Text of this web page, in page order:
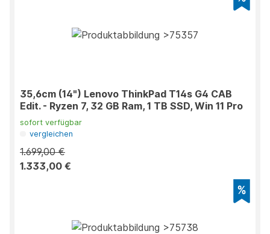
35,6cm (14") Lenovo ThinkPad T14s G4 CAB
Edit. - Ryzen 7, 32 GB Ram, 1 TB SSD, Win 11 Pro
sofort verfügbar
vergleichen
1.699,00 €
1.333,00 €